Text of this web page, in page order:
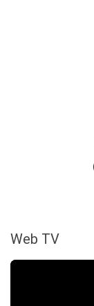
Web TV